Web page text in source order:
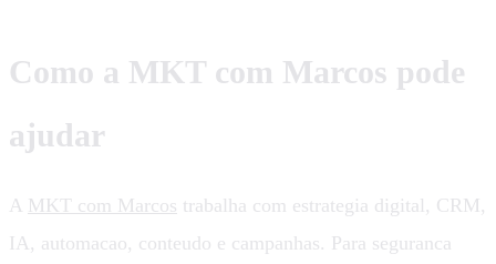
Como a MKT com Marcos pode
ajudar
A MKT com Marcos trabalha com estrategia digital, CRM,
IA, automacao, conteudo e campanhas. Para seguranca